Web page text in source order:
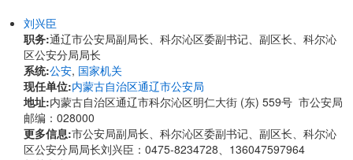
刘兴臣
职务:通辽市公安局副局长、科尔沁区委副书记、副区长、科尔沁
区公安分局局长
系统:公安, 国家机关
现任单位:内蒙古自治区通辽市公安局
地址:内蒙古自治区通辽市科尔沁区明仁大街 (东) 559号 市公安局
邮编：028000
更多信息:市公安局副局长、科尔沁区委副书记、副区长、科尔沁
区公安分局局长刘兴臣：0475-8234728、136047597964